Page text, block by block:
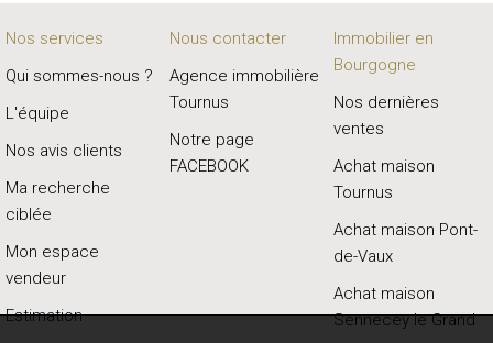
Nos services
Qui sommes-nous ?
L'équipe
Nos avis clients
Ma recherche
ciblée
Mon espace
vendeur
Estimation
Nous contacter
Agence immobilière
Tournus
Notre page
FACEBOOK
Immobilier en
Bourgogne
Nos dernières
ventes
Achat maison
Tournus
Achat maison Pont-
de-Vaux
Achat maison
Sennecey le Grand